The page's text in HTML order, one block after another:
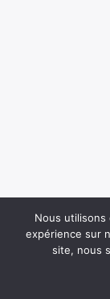
Nous utilisons
expérience sur
site, nous